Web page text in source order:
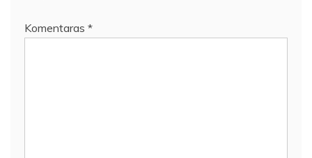
Komentaras *